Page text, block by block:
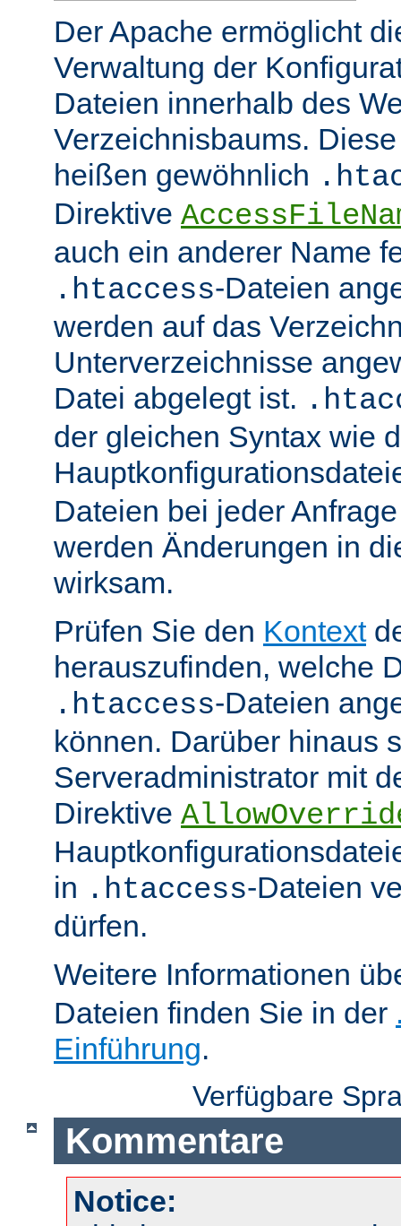
Der Apache ermöglicht
Verwaltung der
Dateien innerhalb des
Verzeichnisbaums.
heißen gewöhnlich
Direktive
auch ein anderer Name
.htaccess-Dateien
werden auf das
Unterverzeichnisse
Datei abgelegt ist.
der gleichen Syntax wie
Dateien bei jeder
werden Änderungen in
wirksam.
Prüfen Sie den Kontext
herauszufinden, welche
.htaccess-Dateien
können. Darüber hinaus
Serveradministrator mit
Direktive
in .htaccess-Dateien
dürfen.
Weitere Informationen
Dateien finden Sie in der
Einführung.
Verfügbare
Kommentare
Notice: